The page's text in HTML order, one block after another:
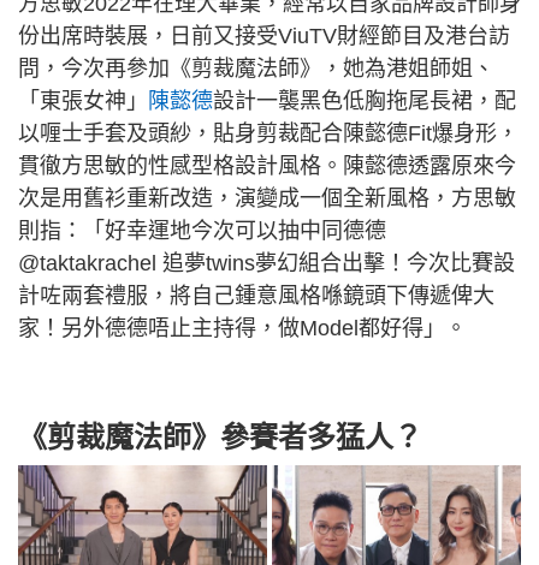
份出席時裝展，日前又接受ViuTV財經節目及港台訪
問，今次再參加《剪裁魔法師》，她為港姐師姐、
「東張女神」
陳懿德設計一襲黑色低胸拖尾長裙，配
以喱士手套及頭紗，貼身剪裁配合陳懿德Fit爆身形，
貫徹方思敏的性感型格設計風格。陳懿德透露原來今
次是用舊衫重新改造，演變成一個全新風格，方思敏
則指：「好幸運地今次可以抽中同德德
@taktakrachel 追夢twins夢幻組合出擊！今次比賽設
計咗兩套禮服，將自己鍾意風格喺鏡頭下傳遞俾大
家！另外德德唔止主持得，做Model都好得」。
《剪裁魔法師》參賽者多猛人？